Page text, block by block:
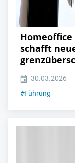
Homeoffice
schafft
30.03.2026
#Führung